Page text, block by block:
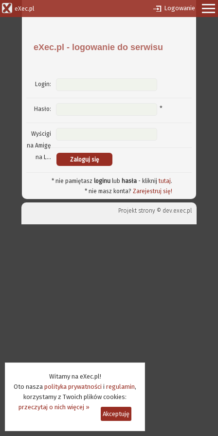
Witamy na eXec.pl!
Oto nasza polityka prywatności i regulamin,
korzystamy z Twoich plików cookies:
przeczytaj o nich więcej »
Akceptuję
eXec.pl Logowanie
eXec.pl - logowanie do serwisu
Login:
Hasło: *
Wyścigi
na Amigę
na L...
* nie pamiętasz loginu lub hasła - kliknijtutaj.
* nie masz konta? Zarejestruj się!
Projekt strony © dev.exec.pl